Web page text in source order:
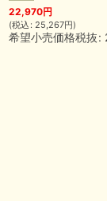
22,970円
(税込 : 25,267円)
希望小売価格税抜: